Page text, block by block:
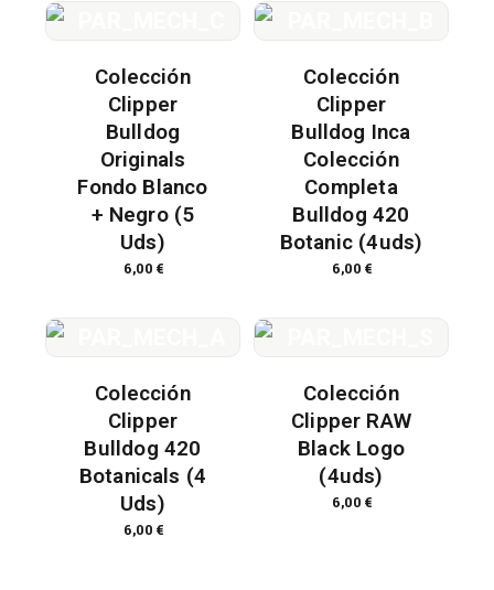
Colección
Clipper
Bulldog
Originals
Fondo Blanco
+ Negro (5
Uds)
6,00 €
Colección
Clipper
Bulldog Inca
Colección
Completa
Bulldog 420
Botanic (4uds)
6,00 €
Colección
Clipper
Bulldog 420
Botanicals (4
Uds)
6,00 €
Colección
Clipper RAW
Black Logo
(4uds)
6,00 €